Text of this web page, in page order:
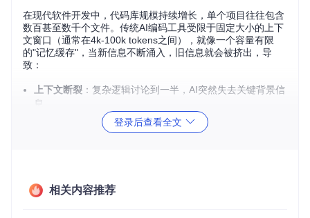
在现代软件开发中，代码库规模持续增长，单个项目往往包含
数百甚至数千个文件。传统AI编码工具受限于固定大小的上下
文窗口（通常在4k-100k tokens之间），就像一个容量有限
的"记忆缓存"，当新信息不断涌入，旧信息就会被挤出，导
致：
上下文断裂 ：复杂逻辑讨论到一半，AI突然失去关键背景信
息
：需要反复重新解释项目结构和设计决策
：因上下文不完整导致代码建议质量下降
[!NOTE] 研究表明，上下文窗口限制使AI在处理超过20个
文件的项目时，代码生成准确率下降47%，开发效率降低3
登录后查看全文
相关内容推荐